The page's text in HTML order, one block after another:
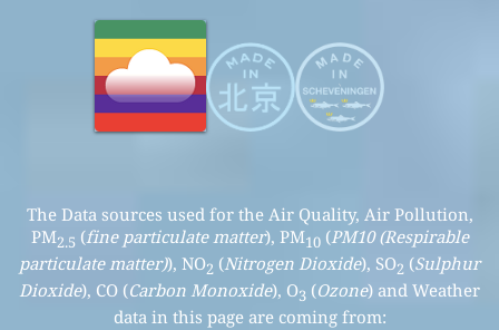
The Data sources used for the Air Quality, Air Pollution,
PM2.5 (fine particulate matter), PM10(PM10 (Respirable
particulate matter)), NO2 (Nitrogen Dioxide), SO2 (Sulphur
Dioxide), CO (Carbon Monoxide), O3 (Ozone) and Weather
data in this page are coming from: